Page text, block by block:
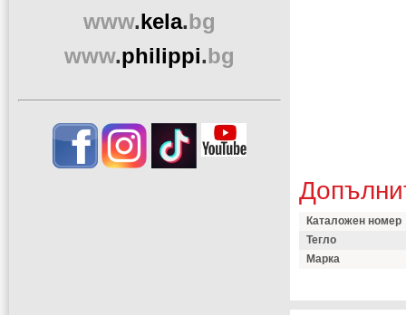
Каталожен номер
Тегло
Марка
www.kela.bg
www.philippi.bg